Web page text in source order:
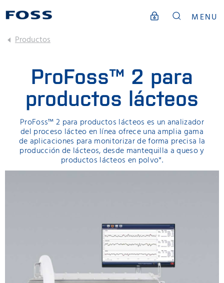
MENU
Productos
ProFoss™ 2 para
productos lácteos
ProFoss™ 2 para productos lácteos es un analizador
del proceso lácteo en línea ofrece una amplia gama
de aplicaciones para monitorizar de forma precisa la
producción de lácteos, desde mantequilla a queso y
productos lácteos en polvo*.